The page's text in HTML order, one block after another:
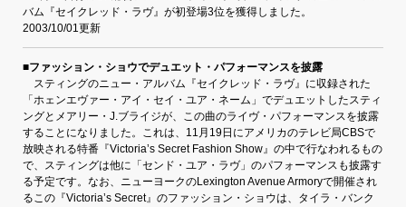
バム『セイクレッド・ラヴ』が初登場3位を獲得しました。
2003/10/01更新
■ファッション・ショウでデュエット・パフォーマンスを披露
スティングのニュー・アルバム『セイクレッド・ラヴ』に収録された
「ホェンエヴァー・アイ・セイ・ユア・ネーム」でデュエットしたスティ
ングとメアリー・J.ブライジが、この曲のライヴ・パフォーマンスを披露
することになりました。これは、11月19日にアメリカのテレビ局CBSで
放映される特番『Victoria’s Secret Fashion Show』の中で行なわれるもの
で、スティングは他に「センド・ユア・ラヴ」のパフォーマンスも披露す
る予定です。なお、ニューヨークのLexington Avenue Armoryで開催され
るこの『Victoria’s Secret』のファッション・ショウは、タイラ・バンク